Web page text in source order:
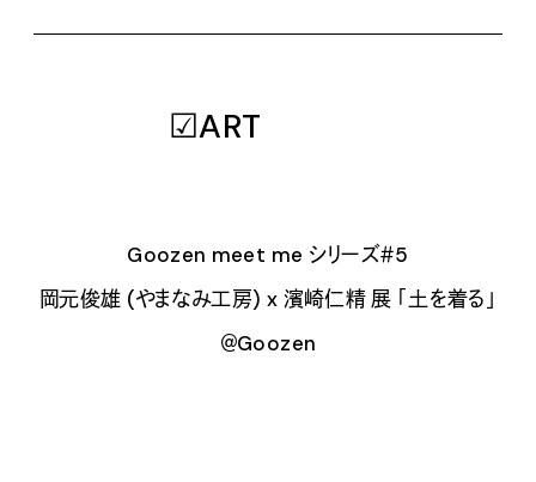
Goozen meet me シリーズ＃5
岡元俊雄 (やまなみ工房) x 濱崎仁精 展 「土を着る」
＠Goozen